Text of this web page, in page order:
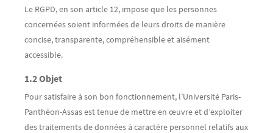
Le RGPD, en son article 12, impose que les personnes
concernées soient informées de leurs droits de manière
concise, transparente, compréhensible et aisément
accessible.
1.2 Objet
Pour satisfaire à son bon fonctionnement, l’Université Paris-
Panthéon-Assas est tenue de mettre en œuvre et d’exploiter
des traitements de données à caractère personnel relatifs aux